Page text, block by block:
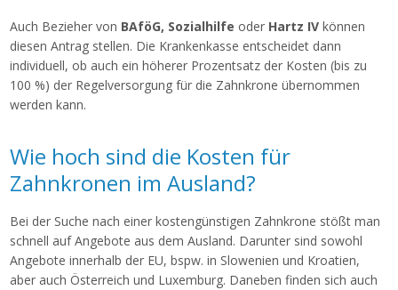
Auch Bezieher von BAföG, Sozialhilfe oder Hartz IV können
diesen Antrag stellen. Die Krankenkasse entscheidet dann
individuell, ob auch ein höherer Prozentsatz der Kosten (bis zu
100 %) der Regelversorgung für die Zahnkrone übernommen
werden kann.
Wie hoch sind die Kosten für
Zahnkronen im Ausland?
Bei der Suche nach einer kostengünstigen Zahnkrone stößt man
schnell auf Angebote aus dem Ausland. Darunter sind sowohl
Angebote innerhalb der EU, bspw. in Slowenien und Kroatien,
aber auch Österreich und Luxemburg. Daneben finden sich auch